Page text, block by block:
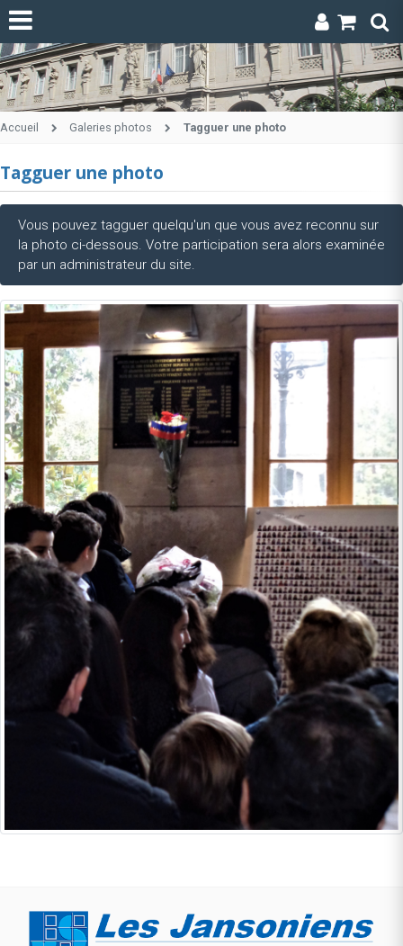
Accueil Galeries photos Tagguer une photo
Tagguer une photo
Vous pouvez tagguer quelqu'un que vous avez reconnu sur
la photo ci-dessous. Votre participation sera alors examinée
par un administrateur du site.